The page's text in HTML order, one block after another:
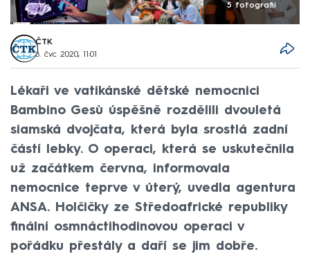
5 fotografií
ČTK
8. čvc 2020, 11:01
Lékaři ve vatikánské dětské nemocnici
Bambino Gesù úspěšně rozdělili dvouletá
siamská dvojčata, která byla srostlá zadní
částí lebky. O operaci, která se uskutečnila
už začátkem června, informovala
nemocnice teprve v úterý, uvedla agentura
ANSA. Holčičky ze Středoafrické republiky
finální osmnáctihodinovou operaci v
pořádku přestály a daří se jim dobře.